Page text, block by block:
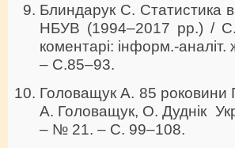
Блиндарук С. Статистика
НБУВ (1994–2017 рр.) / С.
коментарі: інформ.-
– С.85–93.
Головащук А. 85 роковини
А. Головащук, О. Дуднік
– № 21. – С. 99–108.